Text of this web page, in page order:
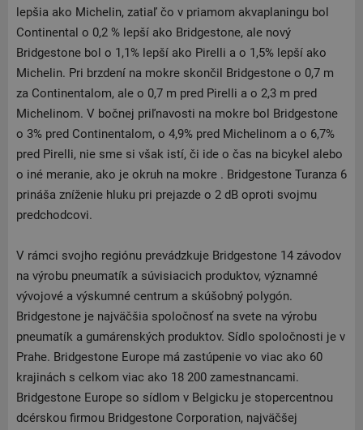
lepšia ako Michelin, zatiaľ čo v priamom akvaplaningu bol
Continental o 0,2 % lepší ako Bridgestone, ale nový
Bridgestone bol o 1,1% lepší ako Pirelli a o 1,5% lepší ako
Michelin. Pri brzdení na mokre skončil Bridgestone o 0,7 m
za Continentalom, ale o 0,7 m pred Pirelli a o 2,3 m pred
Michelinom. V bočnej priľnavosti na mokre bol Bridgestone
o 3% pred Continentalom, o 4,9% pred Michelinom a o 6,7%
pred Pirelli, nie sme si však istí, či ide o čas na bicykel alebo
o iné meranie, ako je okruh na mokre . Bridgestone Turanza 6
prináša zníženie hluku pri prejazde o 2 dB oproti svojmu
predchodcovi.
V rámci svojho regiónu prevádzkuje Bridgestone 14 závodov
na výrobu pneumatík a súvisiacich produktov, významné
vývojové a výskumné centrum a skúšobný polygón.
Bridgestone je najväčšia spoločnosť na svete na výrobu
pneumatík a gumárenských produktov. Sídlo spoločnosti je v
Prahe. Bridgestone Europe má zastúpenie vo viac ako 60
krajinách s celkom viac ako 18 200 zamestnancami.
Bridgestone Europe so sídlom v Belgicku je stopercentnou
dcérskou firmou Bridgestone Corporation, najväčšej